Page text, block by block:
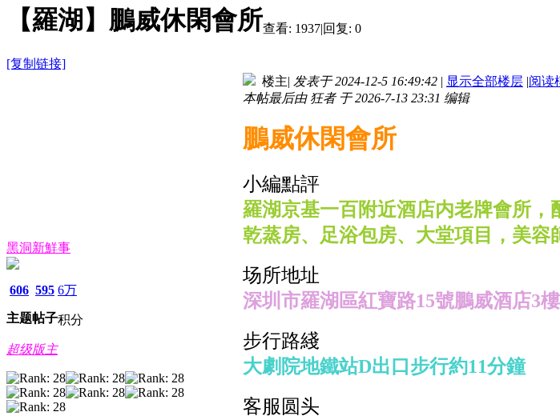
【羅湖】鵬威休閑會所
[复制链接]
查看: 1937|回复: 0
黑洞新鮮事
606
主题
595
帖子
6万
积分
超级版主
楼主| 发表于 2024-12-5 16:49:42 | 显示全部楼层 |阅读
本帖最后由 狂者 于 2026-7-13 23:31 编辑
鵬威休閑會所
小編點評
羅湖京基一百附近酒店内老牌會所
乾蒸房、足浴包房、大堂項目，美容
场所地址
深圳市羅湖區紅寶路15號鵬威酒店3樓
步行路綫
大劇院地鐵站D出口步行約11分鐘
客服圆头